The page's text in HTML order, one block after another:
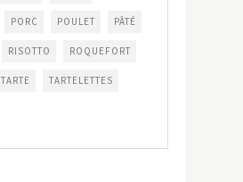
PORC POULET PÂTÉ
RISOTTO ROQUEFORT
TARTE TARTELETTES